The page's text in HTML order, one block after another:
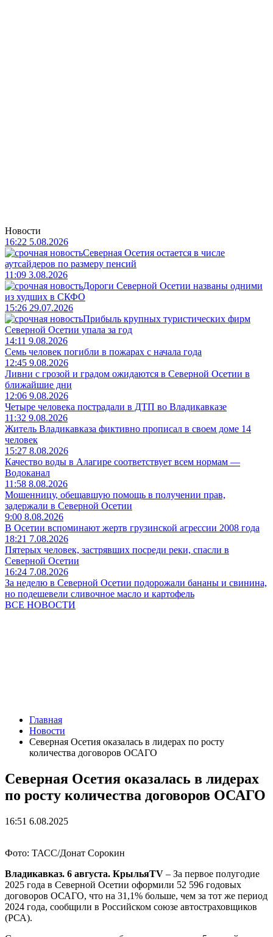
Новости
16:22 5.08.2026
Северная Осетия остается в числе
аутсайдеров по размеру пенсий
11:09 3.08.2026
Дороги Северной Осетии названы одними
из худших в СКФО
15:26 29.07.2026
Прибыль крупных туристических фирм
Северной Осетии упала за год
14:11 9.08.2026
Семь человек погибли в пожарах с начала года
12:45 9.08.2026
Ливни с грозой и градом ожидаются в Северной Осетии в
ближайшие дни
12:06 9.08.2026
Четыре человека пострадали в ДТП во Владикавказе
11:32 9.08.2026
Житель Владикавказа фиктивно прописал в своем доме 14
человек
15:27 8.08.2026
Качество воды в Алагире соответствует всем нормам —
Водоканал
11:58 8.08.2026
Мошенницу, обещавшую помощь в получении прав,
задержали в Северной Осетии
9:00 8.08.2026
В Осетии вспоминают жертв грузинской агрессии 2008 года
18:21 7.08.2026
Пятерых человек, застрявших посреди реки, спасли в
Северной Осетии
16:24 7.08.2026
За неделю в Северной Осетии подорожали бананы и свинина,
но подешевели сливочное масло и картофель
ВСЕ НОВОСТИ
Главная
Новости
Северная Осетия оказалась в лидерах по росту
количества договоров ОСАГО
Северная Осетия оказалась в лидерах
по росту количества договоров ОСАГО
16:51 6.08.2025
Фото: ТАСС/Донат Сорокин
Владикавказ. 6 августа. КрыльяTV – За первое полугодие
2025 года в Северной Осетии оформили 52 596 годовых
договоров ОСАГО, что на 31,1% больше, чем за тот же период
2024 года, сообщили в Российском союзе автостраховщиков
(РСА).